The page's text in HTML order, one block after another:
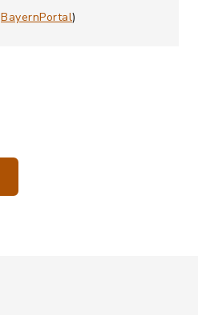
BayernPortal)